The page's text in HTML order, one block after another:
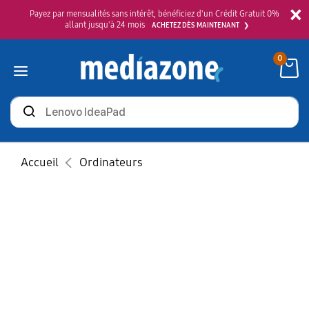
×
Payez par mensualités sans intérêt, bénéficiez d'un Crédit Gratuit 0%
allant jusqu'à 24 mois
ACHETEZ DÈS MAINTENANT
Rechercher
des
produits
0
Accueil Ordinateurs